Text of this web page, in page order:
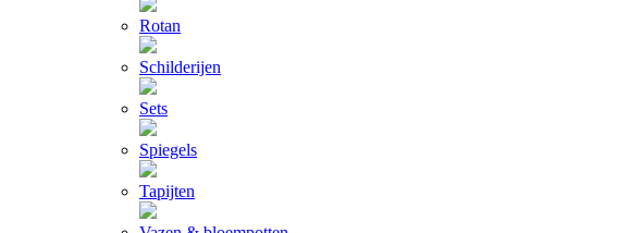
Rotan
Schilderijen
Sets
Spiegels
Tapijten